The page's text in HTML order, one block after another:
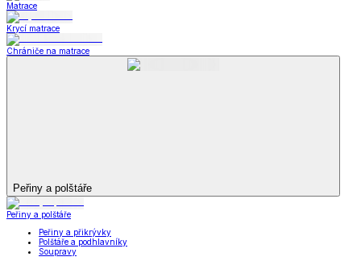
Matrace
Krycí matrace
Chrániče na matrace
Peřiny a polštáře
Peřiny a polštáře
Peřiny a přikrývky
Polštáře a podhlavníky
Soupravy